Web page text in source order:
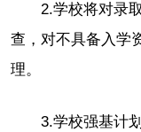
2.学校将对录
查，对不具备入学
理。
3.学校强基计